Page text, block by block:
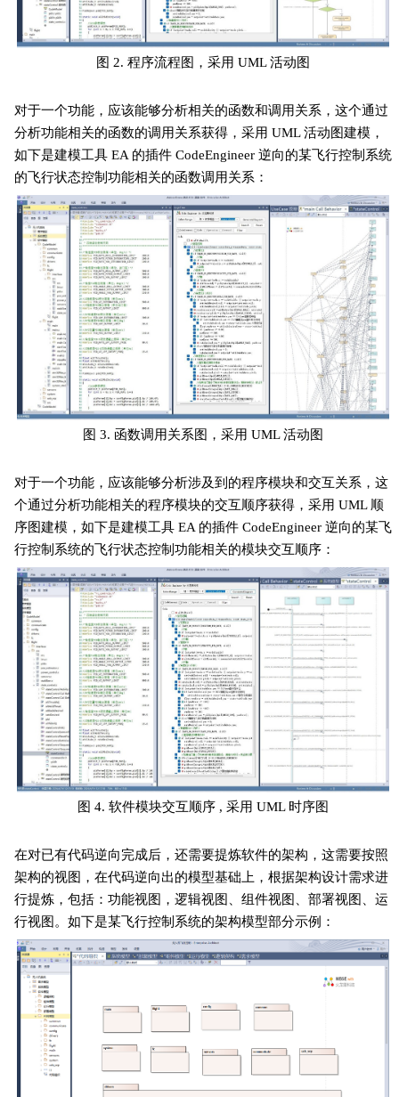
图 2. 程序流程图，采用 UML 活动图
对于一个功能，应该能够分析相关的函数和调用关系，这个通过
分析功能相关的函数的调用关系获得，采用 UML 活动图建模，
如下是建模工具 EA 的插件 CodeEngineer 逆向的某飞行控制系统
的飞行状态控制功能相关的函数调用关系：
图 3. 函数调用关系图，采用 UML 活动图
对于一个功能，应该能够分析涉及到的程序模块和交互关系，这
个通过分析功能相关的程序模块的交互顺序获得，采用 UML 顺
序图建模，如下是建模工具 EA 的插件 CodeEngineer 逆向的某飞
行控制系统的飞行状态控制功能相关的模块交互顺序：
图 4. 软件模块交互顺序 , 采用 UML 时序图
在对已有代码逆向完成后，还需要提炼软件的架构，这需要按照
架构的视图，在代码逆向出的模型基础上，根据架构设计需求进
行提炼，包括：功能视图，逻辑视图、组件视图、部署视图、运
行视图。如下是某飞行控制系统的架构模型部分示例：